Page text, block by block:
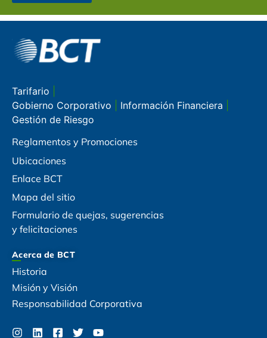
Tarifario
Gobierno Corporativo
Información Financiera
Gestión de Riesgo
Reglamentos y Promociones
Ubicaciones
Enlace BCT
Mapa del sitio
Formulario de quejas, sugerencias
y felicitaciones
Acerca de BCT
Historia
Misión y Visión
Responsabilidad Corporativa